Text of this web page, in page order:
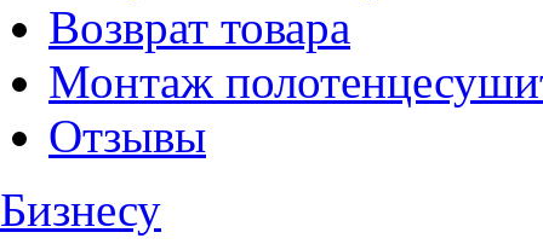
Возврат товара
Монтаж
Отзывы
Бизнесу